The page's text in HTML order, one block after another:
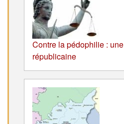
Contre la pédophilie :
républicaine